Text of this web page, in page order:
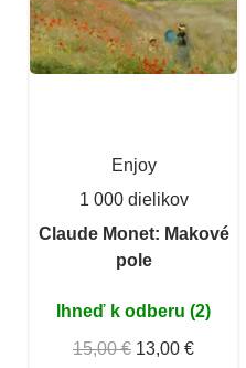
Enjoy
1 000 dielikov
Claude Monet: Makové
pole
Ihneď k odberu (2)
15,00 € 13,00 €